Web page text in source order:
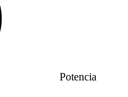
Potencia